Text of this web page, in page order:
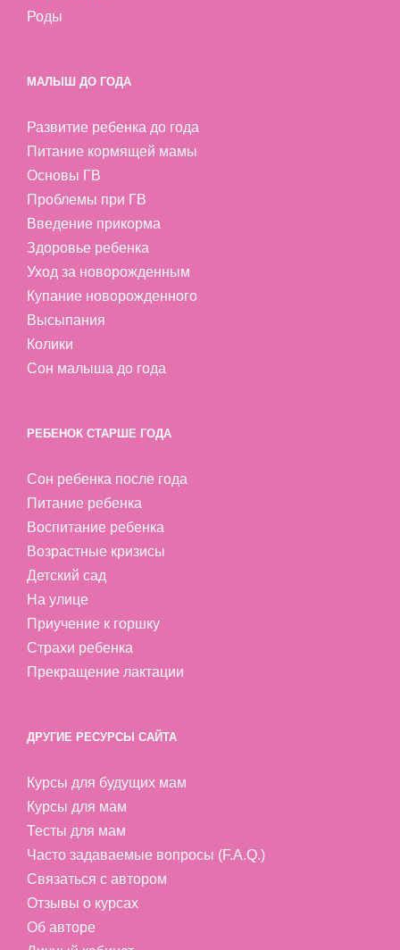
Роды
МАЛЫШ ДО ГОДА
Развитие ребенка до года
Питание кормящей мамы
Основы ГВ
Проблемы при ГВ
Введение прикорма
Здоровье ребенка
Уход за новорожденным
Купание новорожденного
Высыпания
Колики
Сон малыша до года
РЕБЕНОК СТАРШЕ ГОДА
Сон ребенка после года
Питание ребенка
Воспитание ребенка
Возрастные кризисы
Детский сад
На улице
Приучение к горшку
Страхи ребенка
Прекращение лактации
ДРУГИЕ РЕСУРСЫ САЙТА
Курсы для будущих мам
Курсы для мам
Тесты для мам
Часто задаваемые вопросы (F.A.Q.)
Связаться с автором
Отзывы о курсах
Об авторе